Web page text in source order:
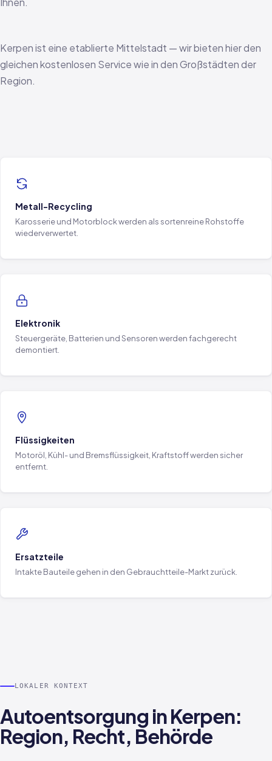
Kerpen ist eine etablierte Mittelstadt — wir bieten hier den
gleichen kostenlosen Service wie in den Großstädten der
Region.
Metall-Recycling
Karosserie und Motorblock werden als sortenreine Rohstoffe
wiederverwertet.
Elektronik
Steuergeräte, Batterien und Sensoren werden fachgerecht
demontiert.
Flüssigkeiten
Motoröl, Kühl- und Bremsflüssigkeit, Kraftstoff werden sicher
entfernt.
Ersatzteile
Intakte Bauteile gehen in den Gebrauchtteile-Markt zurück.
LOKALER KONTEXT
Autoentsorgung in Kerpen:
Region, Recht, Behörde